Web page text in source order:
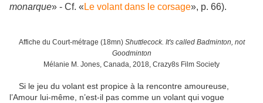
monarque» - Cf. « Le volant dans le corsage», p. 66).
Affiche du Court-métrage (18mn)Shuttlecock. It's called Badminton, not
Goodminton
Mélanie M. Jones, Canada, 2018, Crazy8s Film Society
Si le jeu du volant est propice à la rencontre amoureuse,
l’Amour lui-même, n’est-il pas comme un volant qui vogue